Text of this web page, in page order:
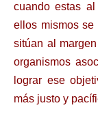
cuando estas
ellos mismos se
sitúan al
organismos
lograr ese
más justo y